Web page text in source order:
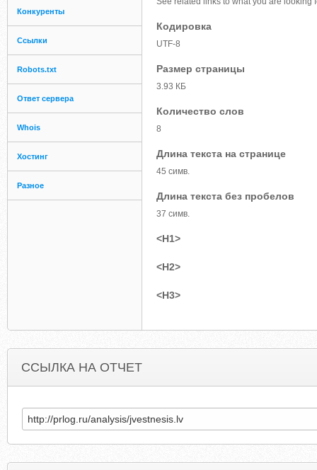
Конкуренты
Ссылки
Robots.txt
Ответ сервера
Whois
Хостинг
Разное
Кодировка
UTF-8
Размер страницы
3.93 КБ
Количество слов
8
Длина текста на странице
45 симв.
Длина текста без пробелов
37 симв.
<H1>
<H2>
<H3>
ССЫЛКА НА ОТЧЕТ